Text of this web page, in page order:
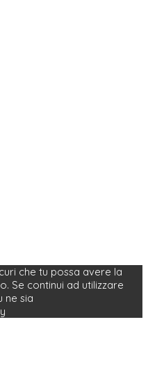
che tu possa avere la
Se continui ad utilizzare
ne sia